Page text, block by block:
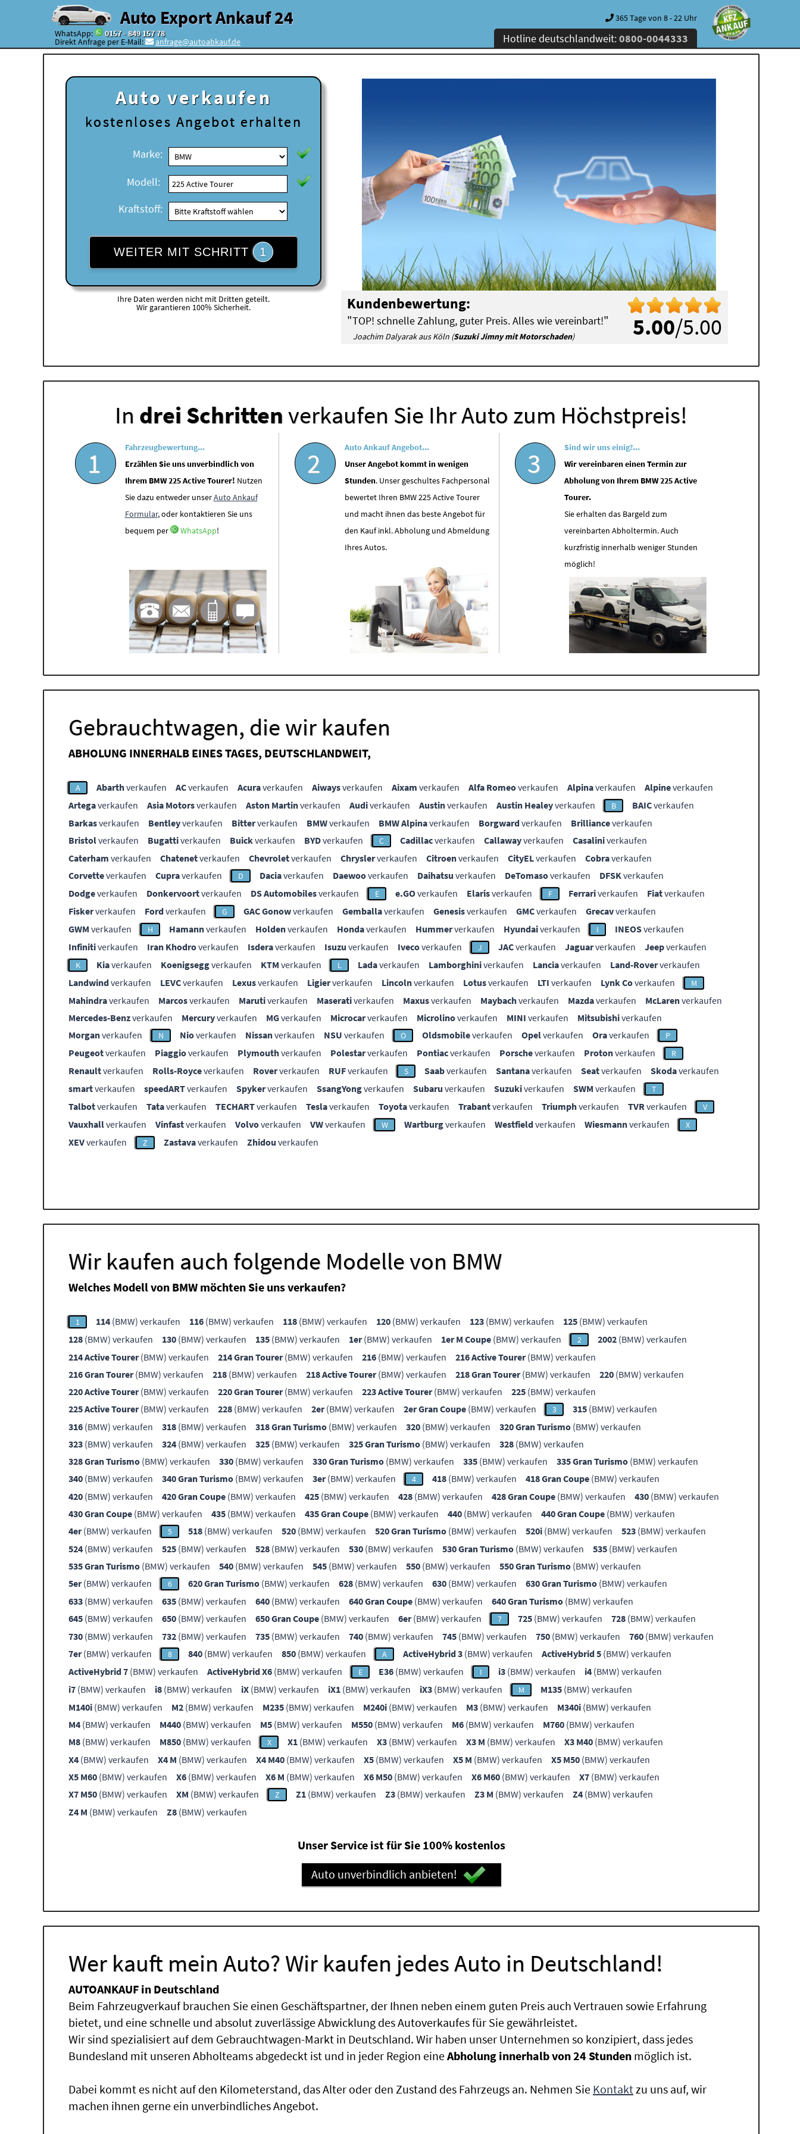
Auto Export Ankauf 24
WhatsApp: 0157 - 849 157 78
Direkt Anfrage per E-Mail: anfrage@autoabkauf.de
365 Tage von 8 - 22 Uhr
Hotline deutschlandweit:0800-0044333
Auto verkaufen
kostenloses Angebot erhalten
Marke:
Modell:
Kraftstoff:
WEITER MIT SCHRITT 1
Ihre Daten werden nicht mit Dritten geteilt.
Wir garantieren 100% Sicherheit.
5.00/5.00
Kundenbewertung:
"TOP! schnelle Zahlung, guter Preis. Alles wie vereinbart!"
Joachim Dalyarak aus Köln (Suzuki Jimny mit Motorschaden)
In drei Schrittenverkaufen Sie Ihr Auto zum Höchstpreis!
1
Fahrzeugbewertung...
Erzählen Sie uns unverbindlich von
Ihrem BMW 225 Active Tourer! Nutzen
Sie dazu entweder unserAuto Ankauf
Formular, oder kontaktieren Sie uns
bequem per
WhatsApp!
2
Auto Ankauf Angebot...
Unser Angebot kommt in wenigen
Stunden. Unser geschultes Fachpersonal
bewertet Ihren BMW 225 Active Tourer
und macht ihnen das beste Angebot für
den Kauf inkl. Abholung und Abmeldung
Ihres Autos.
3
Sind wir uns einig?...
Wir vereinbaren einen Termin zur
Abholung von Ihrem BMW 225 Active
Tourer.
Sie erhalten das Bargeld zum
vereinbarten Abholtermin. Auch
kurzfristig innerhalb weniger Stunden
möglich!
Gebrauchtwagen, die wir kaufen
ABHOLUNG INNERHALB EINES TAGES, DEUTSCHLANDWEIT,
A Abarthverkaufen ACverkaufen Acuraverkaufen Aiwaysverkaufen Aixam verkaufen Alfa Romeoverkaufen Alpinaverkaufen Alpineverkaufen
Artegaverkaufen Asia Motorsverkaufen Aston Martinverkaufen Audiverkaufen Austinverkaufen Austin Healeyverkaufen B BAICverkaufen
Barkasverkaufen Bentleyverkaufen Bitterverkaufen BMWverkaufen BMW Alpinaverkaufen Borgwardverkaufen Brillianceverkaufen
Bristolverkaufen Bugattiverkaufen Buickverkaufen BYDverkaufen C Cadillacverkaufen Callawayverkaufen Casaliniverkaufen
Caterham verkaufen Chatenetverkaufen Chevroletverkaufen Chryslerverkaufen Citroenverkaufen CityELverkaufen Cobraverkaufen
Corvetteverkaufen Cupraverkaufen D Daciaverkaufen Daewooverkaufen Daihatsu verkaufen DeTomasoverkaufen DFSKverkaufen
Dodgeverkaufen Donkervoortverkaufen DS Automobilesverkaufen E e.GOverkaufen Elarisverkaufen F Ferrariverkaufen Fiatverkaufen
Fiskerverkaufen Fordverkaufen G GAC Gonowverkaufen Gemballaverkaufen Genesisverkaufen GMCverkaufen Grecavverkaufen
GWM verkaufen H Hamannverkaufen Holdenverkaufen Hondaverkaufen Hummerverkaufen Hyundaiverkaufen I INEOSverkaufen
Infinitiverkaufen Iran Khodroverkaufen Isderaverkaufen Isuzu verkaufen Ivecoverkaufen J JACverkaufen Jaguarverkaufen Jeepverkaufen
K Kiaverkaufen Koenigseggverkaufen KTM verkaufen L Ladaverkaufen Lamborghiniverkaufen Lanciaverkaufen Land-Roververkaufen
Landwindverkaufen LEVCverkaufen Lexusverkaufen Ligierverkaufen Lincolnverkaufen Lotusverkaufen LTI verkaufen Lynk Coverkaufen M
Mahindraverkaufen Marcosverkaufen Marutiverkaufen Maserativerkaufen Maxusverkaufen Maybachverkaufen Mazdaverkaufen McLarenverkaufen
Mercedes-Benzverkaufen Mercuryverkaufen MGverkaufen Microcarverkaufen Microlinoverkaufen MINI verkaufen Mitsubishiverkaufen
Morganverkaufen N Nioverkaufen Nissanverkaufen NSU verkaufen O Oldsmobileverkaufen Opelverkaufen Oraverkaufen P
Peugeotverkaufen Piaggioverkaufen Plymouthverkaufen Polestarverkaufen Pontiacverkaufen Porscheverkaufen Protonverkaufen R
Renaultverkaufen Rolls-Royceverkaufen Roververkaufen RUFverkaufen S Saabverkaufen Santanaverkaufen Seatverkaufen Skodaverkaufen
smartverkaufen speedARTverkaufen Spykerverkaufen SsangYongverkaufen Subaru verkaufen Suzukiverkaufen SWM verkaufen T
Talbotverkaufen Tataverkaufen TECHARTverkaufen Teslaverkaufen Toyotaverkaufen Trabantverkaufen Triumphverkaufen TVRverkaufen V
Vauxhallverkaufen Vinfastverkaufen Volvoverkaufen VWverkaufen W Wartburgverkaufen Westfieldverkaufen Wiesmannverkaufen X
XEVverkaufen Z Zastavaverkaufen Zhidou verkaufen
Wir kaufen auch folgende Modelle von BMW
Welches Modell von BMW möchten Sie uns verkaufen?
1 114 (BMW) verkaufen 116 (BMW) verkaufen 118 (BMW) verkaufen 120 (BMW) verkaufen 123 (BMW) verkaufen 125 (BMW) verkaufen
128 (BMW) verkaufen 130 (BMW) verkaufen 135 (BMW) verkaufen 1er(BMW) verkaufen 1er M Coupe (BMW) verkaufen 2 2002 (BMW) verkaufen
214 Active Tourer(BMW) verkaufen 214 Gran Tourer(BMW) verkaufen 216 (BMW) verkaufen 216 Active Tourer(BMW) verkaufen
216 Gran Tourer(BMW) verkaufen 218 (BMW) verkaufen 218 Active Tourer(BMW) verkaufen 218 Gran Tourer(BMW) verkaufen 220 (BMW) verkaufen
220 Active Tourer(BMW) verkaufen 220 Gran Tourer(BMW) verkaufen 223 Active Tourer(BMW) verkaufen 225 (BMW) verkaufen
225 Active Tourer(BMW) verkaufen 228 (BMW) verkaufen 2er(BMW) verkaufen 2er Gran Coupe (BMW) verkaufen 3 315 (BMW) verkaufen
316 (BMW) verkaufen 318 (BMW) verkaufen 318 Gran Turismo (BMW) verkaufen 320 (BMW) verkaufen 320 Gran Turismo (BMW) verkaufen
323 (BMW) verkaufen 324 (BMW) verkaufen 325 (BMW) verkaufen 325 Gran Turismo (BMW) verkaufen 328 (BMW) verkaufen
328 Gran Turismo (BMW) verkaufen 330 (BMW) verkaufen 330 Gran Turismo (BMW) verkaufen 335 (BMW) verkaufen 335 Gran Turismo (BMW) verkaufen
340 (BMW) verkaufen 340 Gran Turismo (BMW) verkaufen 3er(BMW) verkaufen 4 418 (BMW) verkaufen 418 Gran Coupe (BMW) verkaufen
420 (BMW) verkaufen 420 Gran Coupe (BMW) verkaufen 425 (BMW) verkaufen 428 (BMW) verkaufen 428 Gran Coupe (BMW) verkaufen 430 (BMW) verkaufen
430 Gran Coupe (BMW) verkaufen 435 (BMW) verkaufen 435 Gran Coupe (BMW) verkaufen 440 (BMW) verkaufen 440 Gran Coupe (BMW) verkaufen
4er(BMW) verkaufen 5 518 (BMW) verkaufen 520 (BMW) verkaufen 520 Gran Turismo (BMW) verkaufen 520i (BMW) verkaufen 523 (BMW) verkaufen
524 (BMW) verkaufen 525 (BMW) verkaufen 528 (BMW) verkaufen 530 (BMW) verkaufen 530 Gran Turismo (BMW) verkaufen 535 (BMW) verkaufen
535 Gran Turismo (BMW) verkaufen 540 (BMW) verkaufen 545 (BMW) verkaufen 550 (BMW) verkaufen 550 Gran Turismo (BMW) verkaufen
5er(BMW) verkaufen 6 620 Gran Turismo (BMW) verkaufen 628 (BMW) verkaufen 630 (BMW) verkaufen 630 Gran Turismo (BMW) verkaufen
633 (BMW) verkaufen 635 (BMW) verkaufen 640 (BMW) verkaufen 640 Gran Coupe (BMW) verkaufen 640 Gran Turismo (BMW) verkaufen
645 (BMW) verkaufen 650 (BMW) verkaufen 650 Gran Coupe (BMW) verkaufen 6er(BMW) verkaufen 7 725 (BMW) verkaufen 728 (BMW) verkaufen
730 (BMW) verkaufen 732 (BMW) verkaufen 735 (BMW) verkaufen 740 (BMW) verkaufen 745 (BMW) verkaufen 750 (BMW) verkaufen 760 (BMW) verkaufen
7er(BMW) verkaufen 8 840 (BMW) verkaufen 850 (BMW) verkaufen A ActiveHybrid 3 (BMW) verkaufen ActiveHybrid 5 (BMW) verkaufen
ActiveHybrid 7 (BMW) verkaufen ActiveHybrid X6 (BMW) verkaufen E E36 (BMW) verkaufen I i3 (BMW) verkaufen i4 (BMW) verkaufen
i7 (BMW) verkaufen i8 (BMW) verkaufen iX (BMW) verkaufen iX1 (BMW) verkaufen iX3 (BMW) verkaufen M M135 (BMW) verkaufen
M140i (BMW) verkaufen M2 (BMW) verkaufen M235 (BMW) verkaufen M240i (BMW) verkaufen M3 (BMW) verkaufen M340i (BMW) verkaufen
M4 (BMW) verkaufen M440 (BMW) verkaufen M5 (BMW) verkaufen M550 (BMW) verkaufen M6 (BMW) verkaufen M760 (BMW) verkaufen
M8 (BMW) verkaufen M850 (BMW) verkaufen X X1 (BMW) verkaufen X3 (BMW) verkaufen X3 M (BMW) verkaufen X3 M40 (BMW) verkaufen
X4 (BMW) verkaufen X4 M (BMW) verkaufen X4 M40 (BMW) verkaufen X5 (BMW) verkaufen X5 M (BMW) verkaufen X5 M50 (BMW) verkaufen
X5 M60 (BMW) verkaufen X6 (BMW) verkaufen X6 M (BMW) verkaufen X6 M50 (BMW) verkaufen X6 M60 (BMW) verkaufen X7 (BMW) verkaufen
X7 M50 (BMW) verkaufen XM (BMW) verkaufen Z Z1 (BMW) verkaufen Z3 (BMW) verkaufen Z3 M (BMW) verkaufen Z4 (BMW) verkaufen
Z4 M (BMW) verkaufen Z8 (BMW) verkaufen
Unser Service ist für Sie 100% kostenlos
Auto unverbindlich anbieten!
Wer kauft mein Auto? Wir kaufen jedes Auto in Deutschland!
AUTOANKAUF in Deutschland
Beim Fahrzeugverkauf brauchen Sie einen Geschäftspartner, der Ihnen neben einem guten Preis auch Vertrauen sowie Erfahrung
bietet, und eine schnelle und absolut zuverlässige Abwicklung des Autoverkaufes für Sie gewährleistet.
Wir sind spezialisiert auf dem Gebrauchtwagen-Markt in Deutschland. Wir haben unser Unternehmen so konzipiert, dass jedes
Bundesland mit unseren Abholteams abgedeckt ist und in jeder Region eineAbholung innerhalb von 24 Stunden möglich ist.
Dabei kommt es nicht auf den Kilometerstand, das Alter oder den Zustand des Fahrzeugs an. Nehmen Sie Kontaktzu uns auf, wir
machen ihnen gerne ein unverbindliches Angebot.